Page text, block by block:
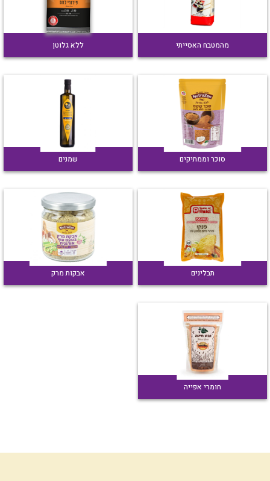
מהמטבח האסייתי ללא גלוטן
סוכר וממתיקים שמנים
תבלינים אבקות מרק
חומרי אפייה